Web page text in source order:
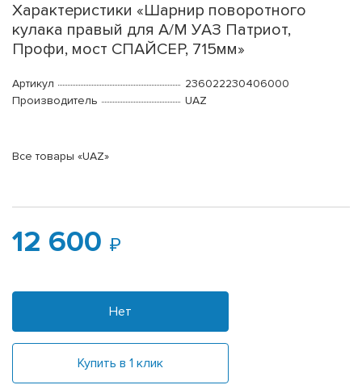
Характеристики «Шарнир поворотного
кулака правый для А/М УАЗ Патриот,
Профи, мост СПАЙСЕР, 715мм»
Артикул
236022230406000
Производитель
UAZ
Все товары «UAZ»
12 600
Нет
Купить в 1 клик